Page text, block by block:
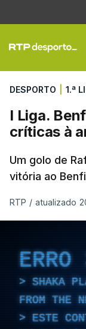
I
DESPORTO 1.ª
I Liga.
críticas à
Um golo de
vitória ao
RTP / atualizado
ERRO
SHAKA
FROM THE
ESTE